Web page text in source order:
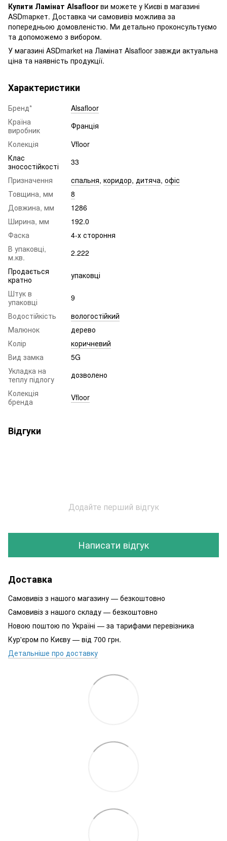
Купити Ламінат Alsafloorви можете у Києві в магазині
ASDmаркет. Доставка чи самовивіз можлива за
попередньою домовленістю. Ми детально проконсультуємо
та допоможемо з вибором.
У магазині ASDmarket на Ламінат Alsafloor завжди актуальна
ціна та наявність продукції.
Характеристики
Бренд*
Alsafloor
Країна
виробник
Франція
Колекція
Vfloor
Клас
зносостійкості
33
Призначення
спальня, коридор, дитяча, офіс
Товщина, мм
8
Довжина, мм
1286
Ширина, мм
192.0
Фаска
4-х стороння
В упаковці,
м.кв.
2.222
Продається
кратно
упаковці
Штук в
упаковці
9
Водостійкість
вологостійкий
Малюнок
дерево
Колір
коричневий
Вид замка
5G
Укладка на
теплу підлогу
дозволено
Колекція
бренда
Vfloor
Відгуки
Додайте перший відгук
Написати відгук
Доставка
Самовивіз з нашого магазину — безкоштовно
Самовивіз з нашого складу — безкоштовно
Новою поштою по Україні — за тарифами перевізника
Кур'єром по Києву — від 700 грн.
Детальніше про доставку